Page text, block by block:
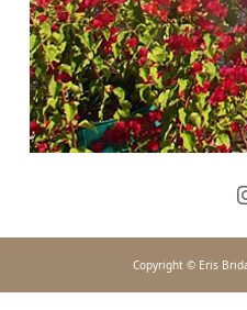
Copyright © Eris